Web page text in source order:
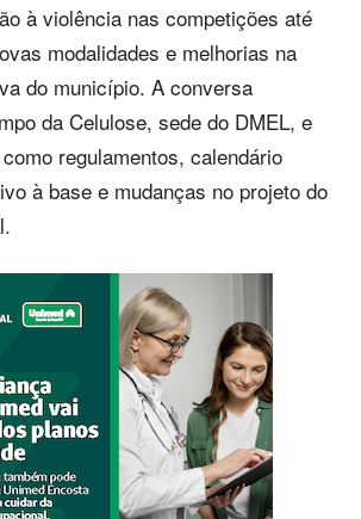
à violência nas competições até
modalidades e melhorias na
do município. A conversa
da Celulose, sede do DMEL, e
regulamentos, calendário
à base e mudanças no projeto do